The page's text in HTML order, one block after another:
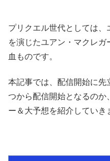
プリクエル世代としては
を演じたユアン・マクレ
血ものです。
本記事では、配信開始に先
つから配信開始となるのか
ー＆大予想を紹介していき